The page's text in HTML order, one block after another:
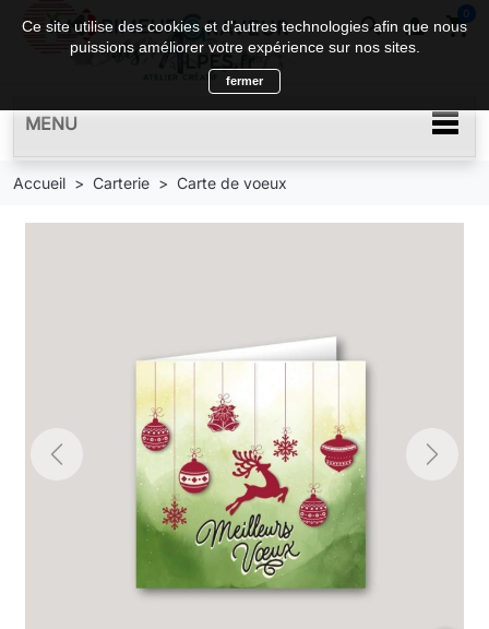
search  shopping_cart
0
MENU
Accueil Carterie Carte de voeux
Previous Next
Ce site utilise des cookies et d'autres technologies afin que nous
puissions améliorer votre expérience sur nos sites.
fermer